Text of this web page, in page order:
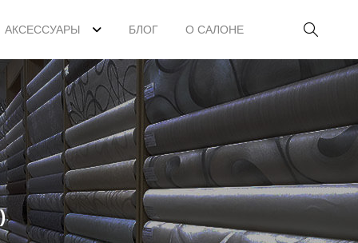
АКСЕССУАРЫ БЛОГ О САЛОНЕ